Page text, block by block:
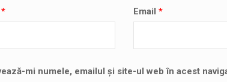
* Email*
mi numele, emailul și site-ul web în acest